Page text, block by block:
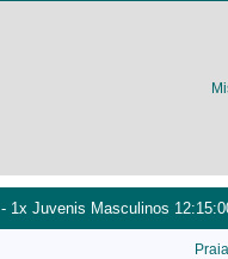
1x Juvenis Masculinos